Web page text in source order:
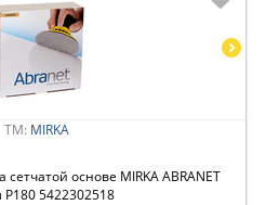
ТМ: MIRKA
основе MIRKA ABRANET
5422302518